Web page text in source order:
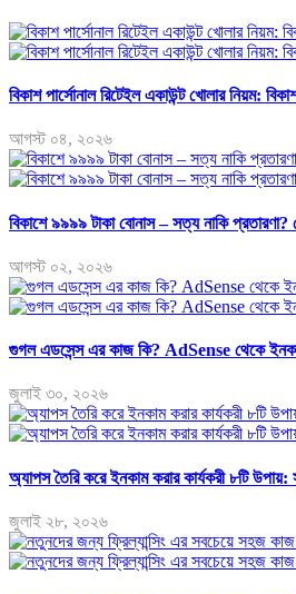
বিকাশ পার্সোনাল রিটেইল একাউন্ট খোলার নিয়ম:
আগস্ট ০৪, ২০২৬
বিকাশে ৯৯৯৯ টাকা বোনাস – সত্য নাকি
আগস্ট ০২, ২০২৬
গুগল এডসেন্স এর কাজ কি? AdSense থেকে ইনকাম
জুলাই ৩০, ২০২৬
অ্যাপস তৈরি করে ইনকাম করার কার্যকরী ৮টি উপায়:
জুলাই ২৮, ২০২৬